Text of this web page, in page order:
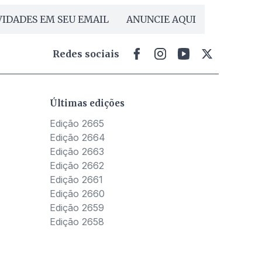
EM SEU EMAIL ANUNCIE AQUI
Redes sociais
Últimas edições
Edição 2665
Edição 2664
Edição 2663
Edição 2662
Edição 2661
Edição 2660
Edição 2659
Edição 2658